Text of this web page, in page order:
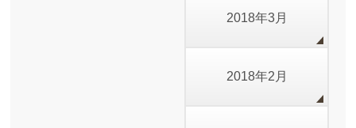
2018年3月
2018年2月